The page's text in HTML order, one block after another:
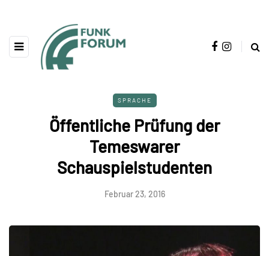
SPRACHE
Öffentliche Prüfung der
Temeswarer
Schauspielstudenten
Februar 23, 2016